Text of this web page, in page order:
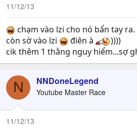
11/12/13
chạm vào lzi cho nó bẩn tay
còn sờ vào lzi
điên à
))))
cik thêm 1 thằng nguy hiểm...sợ
N NNDoneLegend
Youtube Master Race
11/12/13